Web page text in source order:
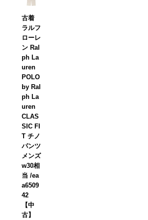
古着
ラルフ
ローレ
ン Ral
ph La
uren
POLO
by Ral
ph La
uren
CLAS
SIC FI
T チノ
パンツ
メンズ
w30相
当 /ea
a6509
42
【中
古】